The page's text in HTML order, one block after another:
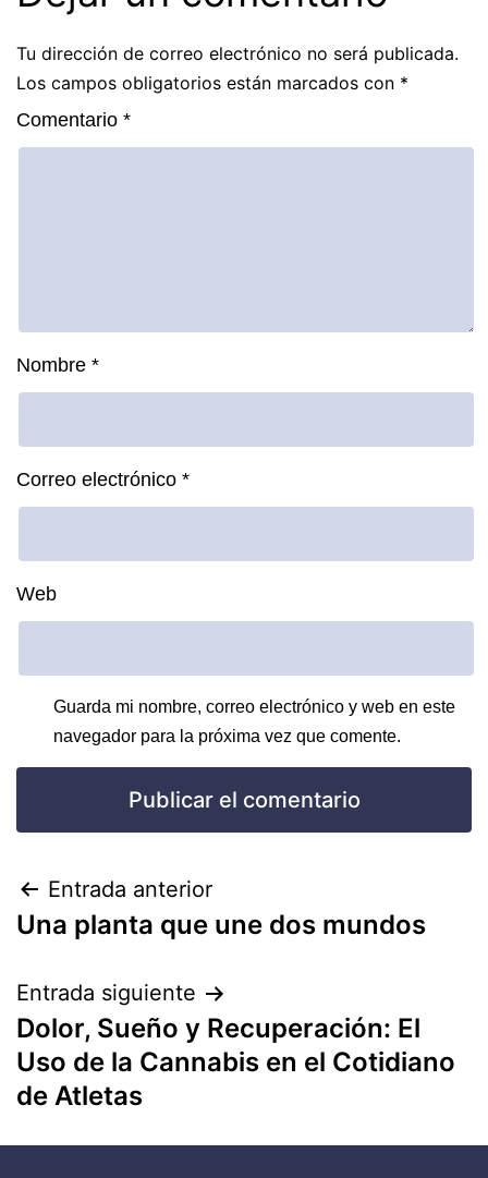
Tu dirección de correo electrónico no será publicada.
Los campos obligatorios están marcados con *
Comentario *
Nombre *
Correo electrónico *
Web
Guarda mi nombre, correo electrónico y web en este
navegador para la próxima vez que comente.
Entrada anterior
Una planta que une dos mundos
Entrada siguiente
Dolor, Sueño y Recuperación: El
Uso de la Cannabis en el Cotidiano
de Atletas